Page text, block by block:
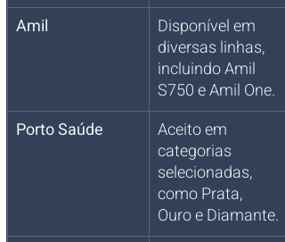
Amil
Disponível em
diversas linhas,
incluindo Amil
S750 e Amil One.
Porto Saúde
Aceito em
categorias
selecionadas,
como Prata,
Ouro e Diamante.